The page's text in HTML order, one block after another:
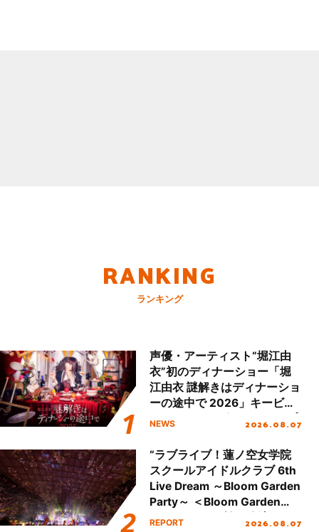
RANKING
ランキング
声優・アーティスト“堀江由
衣”初のディナーショー「堀
江由衣 謎解きはディナーショ
ーの途中で 2026」キービジ
ュアル＆グッズラインナップ
NEWS 2026.08.07
“ラブライブ！蓮ノ空女学院
スクールアイドルクラブ 6th
Live Dream ～Bloom Garden
Party～ ＜Bloom Garden
Party Stage／埼玉公演＞”
REPORT 2026.08.07